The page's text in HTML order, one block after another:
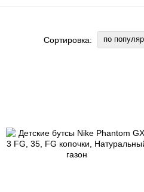
Сортировка: по